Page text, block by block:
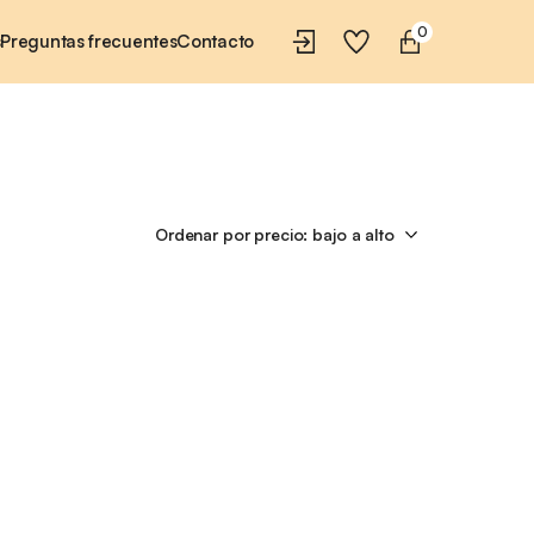
Preguntas frecuentesContacto 0